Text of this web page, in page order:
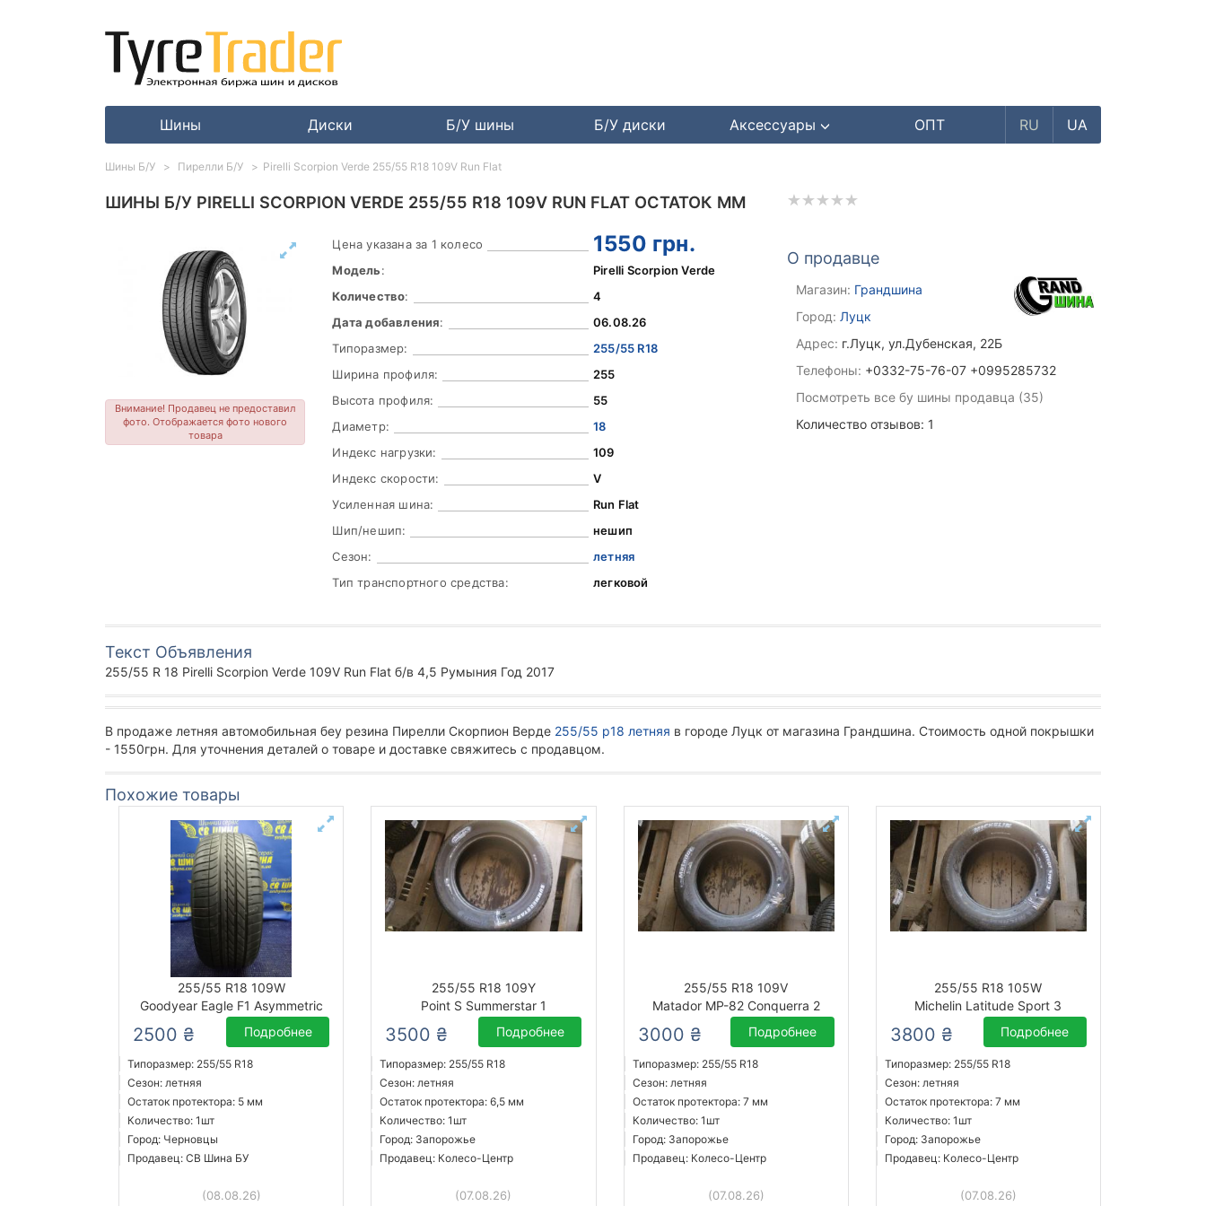
Шины Диски Б/У шины Б/У диски Аксессуары ОПТ RU UA
ШИНЫ Б/У PIRELLI SCORPION VERDE 255/55 R18 109V RUN FLAT ОСТАТОК ММ
Внимание! Продавец не предоставил
фото. Отображается фото нового
товара
Цена указана за 1 колесо 1550 грн.
Модель:
Pirelli Scorpion Verde
Количество:
4
Дата добавления:
06.08.26
Типоразмер:
255/55 R18
Ширина профиля:
255
Высота профиля:
55
Диаметр:
18
Индекс нагрузки:
109
Индекс скорости:
V
Усиленная шина:
Run Flat
Шип/нешип:
нешип
Сезон:
летняя
Тип транспортного средства:
легковой
О продавце
Магазин: Грандшина
Город: Луцк
Адрес: г.Луцк, ул.Дубенская, 22Б
Телефоны: +0332-75-76-07 +0995285732
Посмотреть все бу шины продавца (35)
Количество отзывов: 1
Текст Объявления
255/55 R 18 Pirelli Scorpion Verde 109V Run Flat б/в 4,5 Румыния Год 2017
В продаже летняя автомобильная беу резина Пирелли Скорпион Верде 255/55 р18 летняя в городе Луцк от магазина Грандшина. Стоимость одной покрышки
- 1550грн. Для уточнения деталей о товаре и доставке свяжитесь с продавцом.
Похожие товары
255/55 R18 109W
Goodyear Eagle F1 Asymmetric
2500 ₴ Подробнее
Типоразмер: 255/55 R18
Сезон: летняя
Остаток протектора: 5 мм
Количество: 1шт
Город: Черновцы
Продавец: СВ Шина БУ
(08.08.26)
255/55 R18 109Y
Point S Summerstar 1
3500 ₴ Подробнее
Типоразмер: 255/55 R18
Сезон: летняя
Остаток протектора: 6,5 мм
Количество: 1шт
Город: Запорожье
Продавец: Колесо-Центр
(07.08.26)
255/55 R18 109V
Matador MP-82 Conquerra 2
3000 ₴ Подробнее
Типоразмер: 255/55 R18
Сезон: летняя
Остаток протектора: 7 мм
Количество: 1шт
Город: Запорожье
Продавец: Колесо-Центр
(07.08.26)
255/55 R18 105W
Michelin Latitude Sport 3
3800 ₴ Подробнее
Типоразмер: 255/55 R18
Сезон: летняя
Остаток протектора: 7 мм
Количество: 1шт
Город: Запорожье
Продавец: Колесо-Центр
(07.08.26)
Шины Б/У Пирелли Б/У Pirelli Scorpion Verde 255/55 R18 109V Run Flat